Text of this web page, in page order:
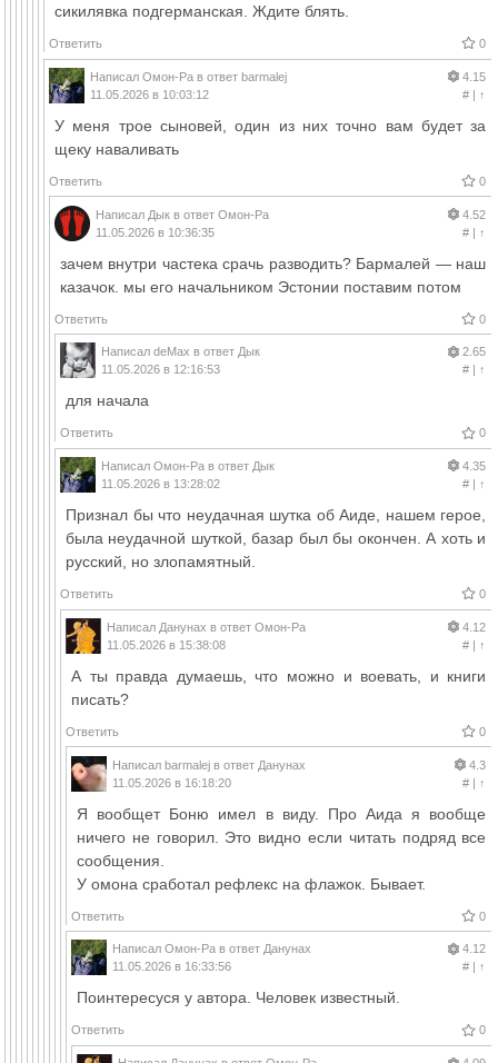
сикилявка подгерманская. Ждите блять.
Ответить 0
Написал Омон-Ра в ответ barmalej
11.05.2026 в 10:03:12
4.15
#| ↑
У меня трое сыновей, один из них точно вам будет за
щеку наваливать
Ответить 0
Написал Дык в ответ Омон-Ра
11.05.2026 в 10:36:35
4.52
#| ↑
зачем внутри частека срачь разводить? Бармалей — наш
казачок. мы его начальником Эстонии поставим потом
Ответить 0
Написал deMax в ответ Дык
11.05.2026 в 12:16:53
2.65
#| ↑
для начала
Ответить 0
Написал Омон-Ра в ответ Дык
11.05.2026 в 13:28:02
4.35
#| ↑
Признал бы что неудачная шутка об Аиде, нашем герое,
была неудачной шуткой, базар был бы окончен. А хоть и
русский, но злопамятный.
Ответить 0
Написал Данунах в ответ Омон-Ра
11.05.2026 в 15:38:08
4.12
#| ↑
А ты правда думаешь, что можно и воевать, и книги
писать?
Ответить 0
Написал barmalej в ответ Данунах
11.05.2026 в 16:18:20
4.3
#| ↑
Я вообщет Боню имел в виду. Про Аида я вообще
ничего не говорил. Это видно если читать подряд все
сообщения.
У омона сработал рефлекс на флажок. Бывает.
Ответить 0
Написал Омон-Ра в ответ Данунах
11.05.2026 в 16:33:56
4.12
#| ↑
Поинтересуся у автора. Человек известный.
Ответить 0